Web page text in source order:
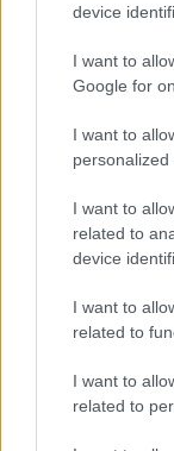
device
I want to
Google for
I want to
personalized
I want to
related to
device
I want to
related to
I want to
related to
Redução histórica
de 2026 e julho de
Beatriz Almeida · 7 ago